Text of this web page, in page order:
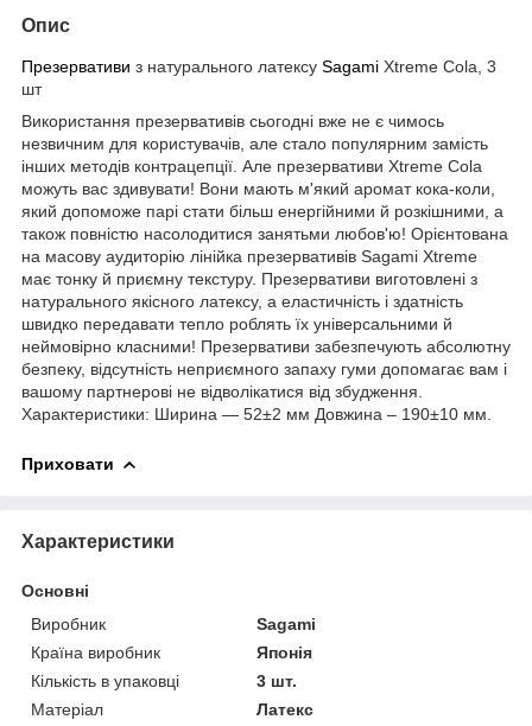
Опис
Презервативи з натурального латексу Sagami Xtreme Cola, 3
шт
Використання презервативів сьогодні вже не є чимось
незвичним для користувачів, але стало популярним замість
інших методів контрацепції. Але презервативи Xtreme Cola
можуть вас здивувати! Вони мають м'який аромат кока-коли,
який допоможе парі стати більш енергійними й розкішними, а
також повністю насолодитися занятьми любов'ю! Орієнтована
на масову аудиторію лінійка презервативів Sagami Xtreme
має тонку й приємну текстуру. Презервативи виготовлені з
натурального якісного латексу, а еластичність і здатність
швидко передавати тепло роблять їх універсальними й
неймовірно класними! Презервативи забезпечують абсолютну
безпеку, відсутність неприємного запаху гуми допомагає вам і
вашому партнерові не відволікатися від збудження.
Характеристики: Ширина — 52±2 мм Довжина – 190±10 мм.
Приховати
Характеристики
Основні
Виробник
Sagami
Країна виробник
Японія
Кількість в упаковці
3 шт.
Матеріал
Латекс